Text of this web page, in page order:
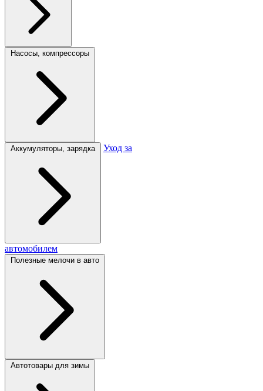
Насосы, компрессоры
Аккумуляторы, зарядка Уход за
автомобилем
Полезные мелочи в авто
Автотовары для зимы